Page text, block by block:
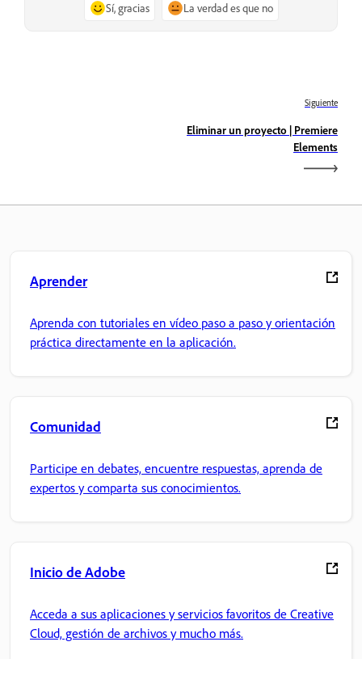
Sí, gracias La verdad es que no
Siguiente
Eliminar un proyecto | Premiere
Elements
Aprender
Aprenda con tutoriales en vídeo paso a paso y orientación
práctica directamente en la aplicación.
Comunidad
Participe en debates, encuentre respuestas, aprenda de
expertos y comparta sus conocimientos.
Inicio de Adobe
Acceda a sus aplicaciones y servicios favoritos de Creative
Cloud, gestión de archivos y mucho más.